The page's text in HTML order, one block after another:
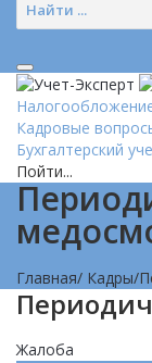
Кадровые
Бухгалтерский
Пойти...
Главная/ Кадры/
Жалоба